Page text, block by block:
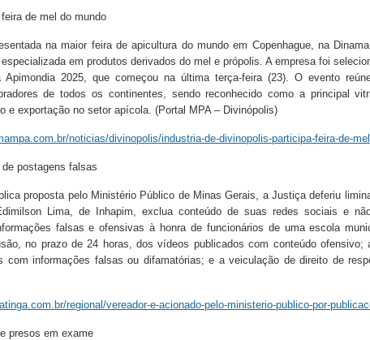
de mel do mundo
na maior feira de apicultura do mundo em Copenhague, na
em produtos derivados do mel e própolis. A empresa foi
Apimondia 2025, que começou na última terça-feira (23). O evento
de todos os continentes, sendo reconhecido como a principal
e exportação no setor apícola. (Portal MPA – Divinópolis)
noticias/divinopolis/industria-de-divinopolis-participa-feira-de-
postagens falsas
proposta pelo Ministério Público de Minas Gerais, a Justiça deferiu
Lima, de Inhapim, exclua conteúdo de suas redes sociais e
falsas e ofensivas à honra de funcionários de uma escola
no prazo de 24 horas, dos vídeos publicados com conteúdo ofensivo;
com informações falsas ou difamatórias; e a veiculação de direito de
regional/vereador-e-acionado-pelo-ministerio-publico-por-
presos em exame